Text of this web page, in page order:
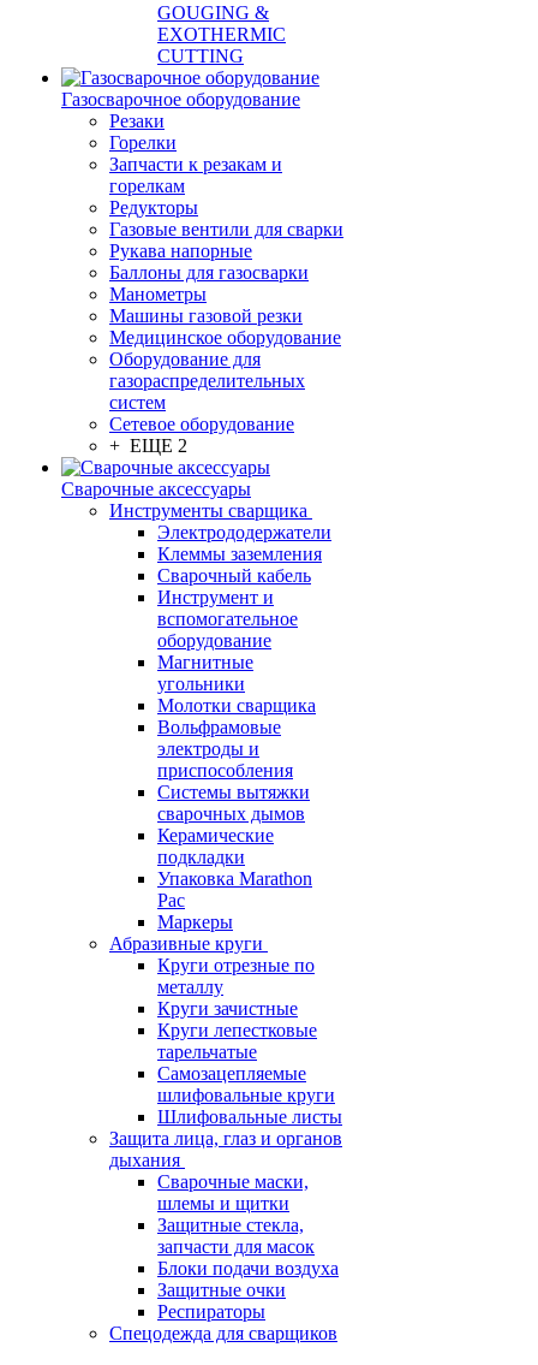
GOUGING &
EXOTHERMIC
CUTTING
Газосварочное оборудование
Резаки
Горелки
Запчасти к резакам и
горелкам
Редукторы
Газовые вентили для сварки
Рукава напорные
Баллоны для газосварки
Манометры
Машины газовой резки
Медицинское оборудование
Оборудование для
газораспределительных
систем
Сетевое оборудование
+ ЕЩЕ 2
Сварочные аксессуары
Инструменты сварщика
Электрододержатели
Клеммы заземления
Сварочный кабель
Инструмент и
вспомогательное
оборудование
Магнитные
угольники
Молотки сварщика
Вольфрамовые
электроды и
приспособления
Системы вытяжки
сварочных дымов
Керамические
подкладки
Упаковка Marathon
Pac
Маркеры
Абразивные круги
Круги отрезные по
металлу
Круги зачистные
Круги лепестковые
тарельчатые
Самозацепляемые
шлифовальные круги
Шлифовальные листы
Защита лица, глаз и органов
дыхания
Сварочные маски,
шлемы и щитки
Защитные стекла,
запчасти для масок
Блоки подачи воздуха
Защитные очки
Респираторы
Спецодежда для сварщиков